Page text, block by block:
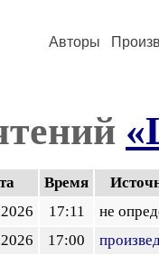
Авторы
Время
17:11
не
17:00